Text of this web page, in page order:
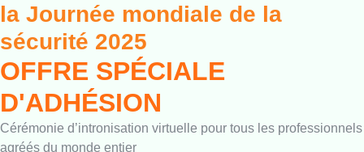
la Journée mondiale de la
sécurité 2025
OFFRE SPÉCIALE
D'ADHÉSION
Cérémonie d’intronisation virtuelle pour tous les professionnels
agréés du monde entier